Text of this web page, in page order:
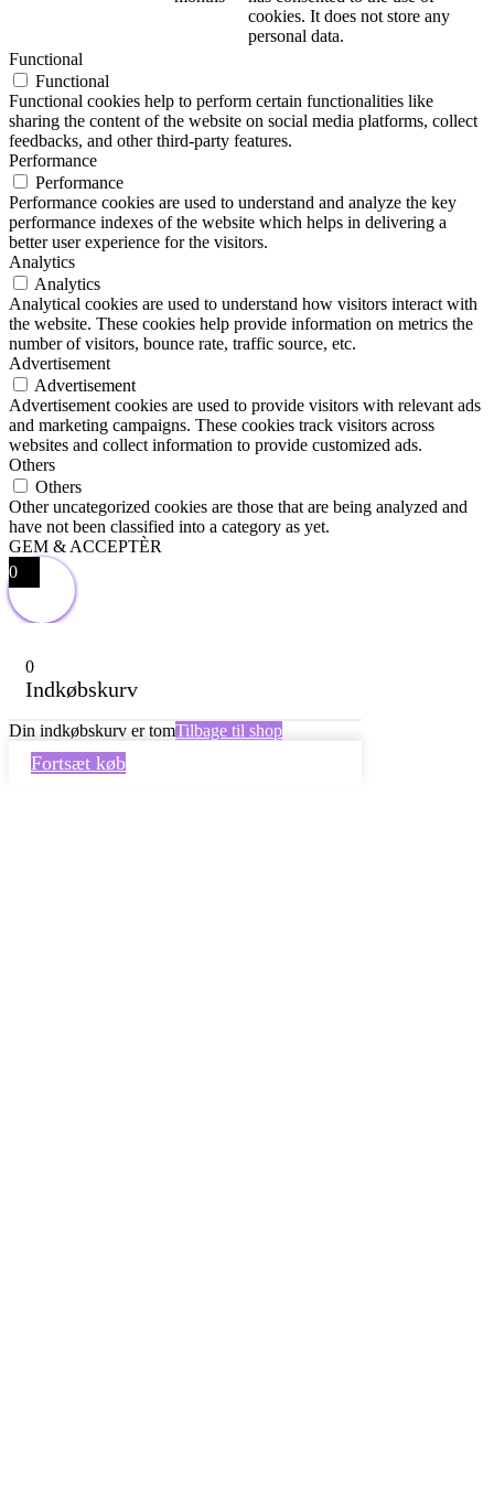
cookies. It does not store any
personal data.
Functional
Functional
Functional cookies help to perform certain functionalities like
sharing the content of the website on social media platforms, collect
feedbacks, and other third-party features.
Performance
Performance
Performance cookies are used to understand and analyze the key
performance indexes of the website which helps in delivering a
better user experience for the visitors.
Analytics
Analytics
Analytical cookies are used to understand how visitors interact with
the website. These cookies help provide information on metrics the
number of visitors, bounce rate, traffic source, etc.
Advertisement
Advertisement
Advertisement cookies are used to provide visitors with relevant ads
and marketing campaigns. These cookies track visitors across
websites and collect information to provide customized ads.
Others
Others
Other uncategorized cookies are those that are being analyzed and
have not been classified into a category as yet.
GEM & ACCEPTÈR
0
0
Indkøbskurv
Din indkøbskurv er tomTilbage til shop
Fortsæt køb